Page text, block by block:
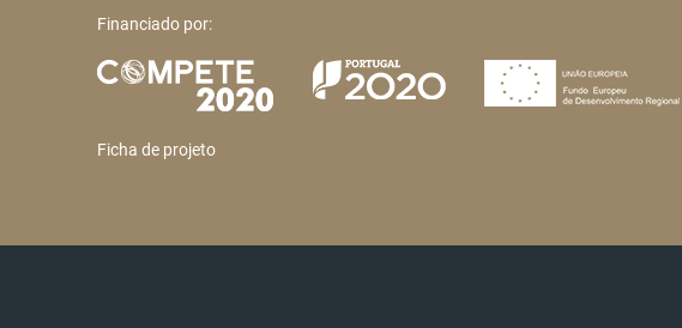
Financiado por:
Ficha de projeto